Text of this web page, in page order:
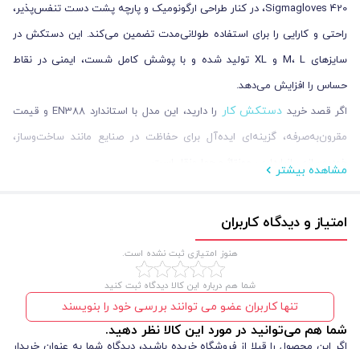
Sigmagloves 420، در کنار طراحی ارگونومیک و پارچه پشت دست تنفس‌پذیر،
راحتی و کارایی را برای استفاده طولانی‌مدت تضمین می‌کند. این دستکش در
سایزهای M، L و XL تولید شده و با پوشش کامل شست، ایمنی در نقاط
حساس را افزایش می‌دهد.
اگر قصد خرید دستکش کار
را دارید، این مدل با استاندارد EN388 و قیمت
مقرون‌به‌صرفه، گزینه‌ای ایده‌آل برای حفاظت در صنایع مانند ساخت‌وساز،
خودروسازی، انبارداری، مونتاژ و حمل‌ونقل است.
مشاهده بیشتر
امتیاز و دیدگاه کاربران
هنوز امتیازی ثبت نشده است.
شما هم درباره این کالا دیدگاه ثبت کنید
تنها کاربران عضو می توانند بررسی خود را بنویسند
شما هم می‌توانید در مورد این کالا نظر دهید.